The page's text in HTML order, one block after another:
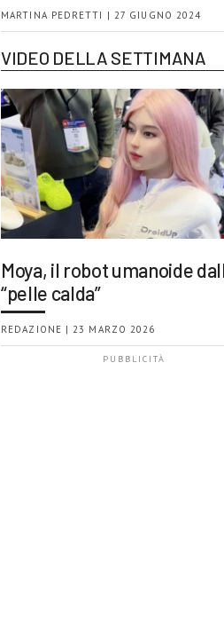
MARTINA PEDRETTI | 27 GIUGNO 2024
VIDEO DELLA SETTIMANA
Moya, il robot umanoide
“pelle calda”
REDAZIONE | 23 MARZO 2026